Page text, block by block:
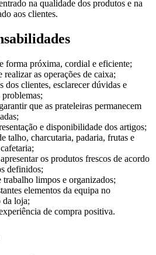
na qualidade dos produtos e na
aos clientes.
forma próxima, cordial e eficiente;
realizar as operações de caixa;
dos clientes, esclarecer dúvidas e
que as prateleiras permanecem
e disponibilidade dos artigos;
talho, charcutaria, padaria, frutas e
os produtos frescos de acordo
definidos;
trabalho limpos e organizados;
elementos da equipa no
da loja;
de compra positiva.